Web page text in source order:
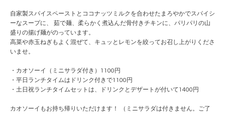
自家製スパイスペーストとココナッツミルクを合わせたまろやかでスパイシ
ーなスープに、 茹で麺、柔らかく煮込んだ骨付きチキンに、パリパリの山
盛りの揚げ麺がのっています。
高菜や赤玉ねぎもよく混ぜて、キュッとレモンを絞ってお召し上がりくださ
いませ。
・カオソーイ（ミニサラダ付き）1100円
・平日ランチタイムはドリンク付きで1100円
・土日祝ランチタイムセットは、ドリンクとデザートが付いて1400円
カオソーイもお持ち帰りいただけます！ （ミニサラダは付きません。ご了